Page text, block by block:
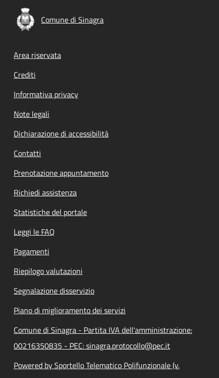
Comune di Sinagra
Footer menu
Area riservata
Crediti
Informativa privacy
Note legali
Dichiarazione di accessibilità
Contatti
Prenotazione appuntamento
Richiedi assistenza
Statistiche del portale
Leggi le FAQ
Pagamenti
Riepilogo valutazioni
Segnalazione disservizio
Piano di miglioramento dei servizi
Comune di Sinagra - Partita IVA dell'amministrazione:
00216350835 - PEC: sinagra.protocollo@pec.it
Powered by Sportello Telematico Polifunzionale (v.